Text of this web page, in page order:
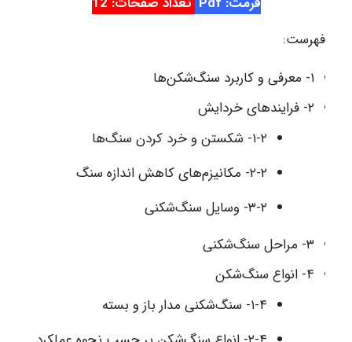
فهرست:
۱- معرفی و کاربرد سنگ‌شکن‌ها
۲- فرایندهای خردایش
۱-۲- شکستن و خرد کردن سنگ‌ها
۲-۲- مکانیزم‌های کاهش اندازه سنگ
۳-۲- وسایل سنگ‌شکنی
۳- مراحل سنگ‌شکنی
۴- انواع سنگ‌شکن
۱-۴- سنگ‌شکنی مدار باز و بسته